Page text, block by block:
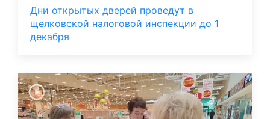
Дни открытых дверей проведут в
щелковской налоговой инспекции до 1
декабря